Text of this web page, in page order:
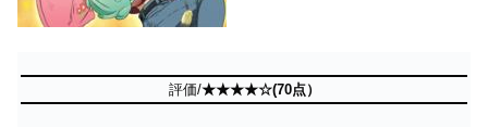
評価/★★★★☆(70点）